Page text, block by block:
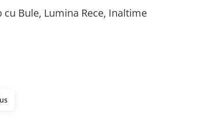
cu Bule, Lumina Rece, Inaltime